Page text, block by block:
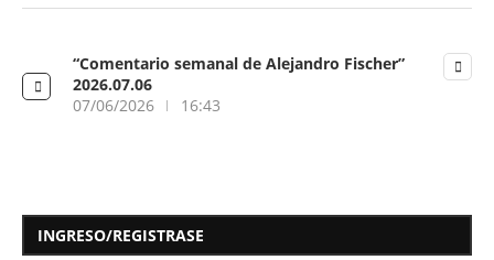
“Comentario semanal de Alejandro Fischer”
2026.07.06
07/06/2026
16:43
INGRESO/REGISTRASE